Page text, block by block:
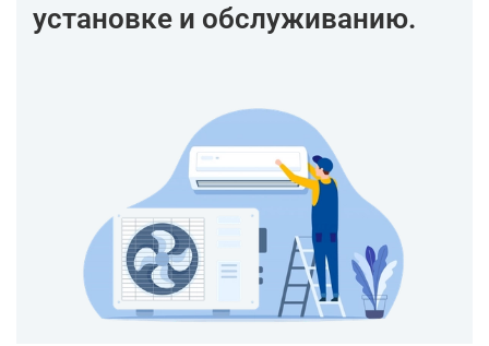
установке и обслуживанию.